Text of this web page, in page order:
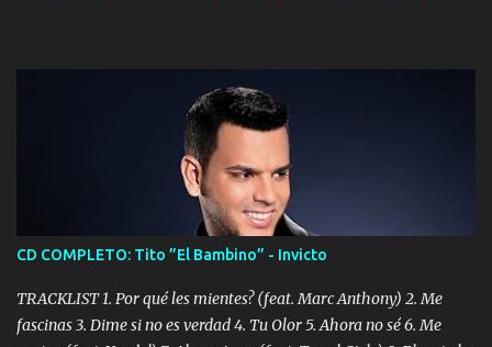
CD COMPLETO: Tito ”El Bambino” - Invicto
TRACKLIST 1. Por qué les mientes? (feat. Marc Anthony) 2. Me
fascinas 3. Dime si no es verdad 4. Tu Olor 5. Ahora no sé 6. Me